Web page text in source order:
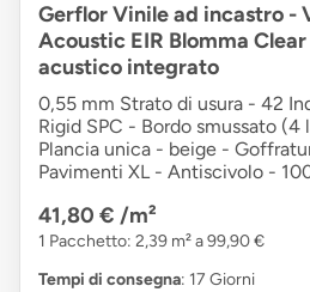
Gerflor Vinile ad incastro -
Acoustic EIR Blomma
acustico integrato
0,55 mm Strato di usura - 42
Rigid SPC - Bordo smussato
Plancia unica - beige -
Pavimenti XL - Antiscivolo -
41,80 € /m²
1 Pacchetto: 2,39 m² a 99,90 €
Tempi di consegna: 17 Giorni